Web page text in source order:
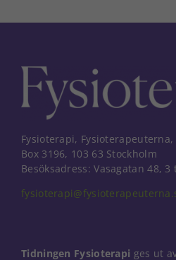
Fysioterapi, Fysioterapeuterna,
Box 3196, 103 63 Stockholm
Besöksadress: Vasagatan 48, 3
Tidningen Fysioterapi ges ut